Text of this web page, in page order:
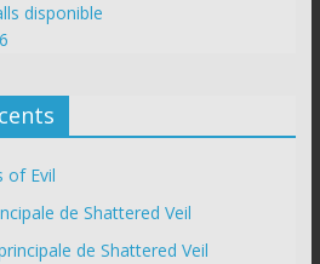
disponible
of Evil
de Shattered Veil
de Shattered Veil